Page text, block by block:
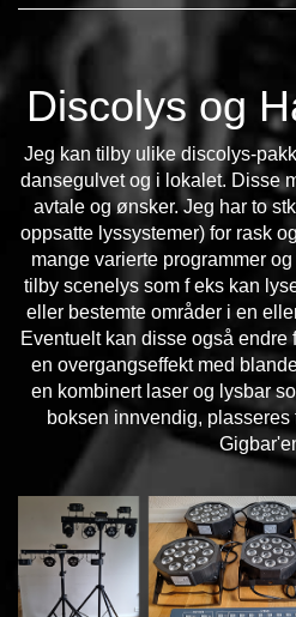
Discolys og
Jeg kan tilby ulike discolys-
dansegulvet og i lokalet. Disse
avtale og ønsker. Jeg har to
oppsatte lyssystemer) for rask
mange varierte programmer
tilby scenelys som f eks kan
eller bestemte områder i en
Eventuelt kan disse også
en overgangseffekt med
en kombinert laser og lysbar
boksen innvendig, plasseres